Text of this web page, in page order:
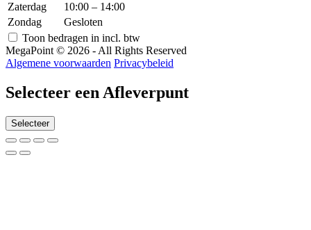
Zaterdag
10:00 – 14:00
Zondag
Gesloten
Toon bedragen in incl. btw
MegaPoint © 2026 - All Rights Reserved
Algemene voorwaarden Privacybeleid
Selecteer een Afleverpunt
Selecteer